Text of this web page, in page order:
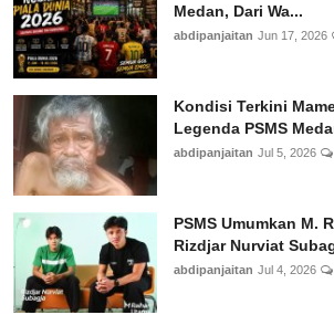
Medan, Dari Wa...
abdipanjaitan Jun 17, 2026
Kondisi Terkini
Legenda PSMS
abdipanjaitan Jul 5, 2026
PSMS Umumkan M.
Rizdjar Nurviat
abdipanjaitan Jul 4, 2026